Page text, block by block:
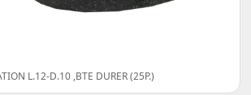
L.12-D.10 ,BTE DURER (25P.)